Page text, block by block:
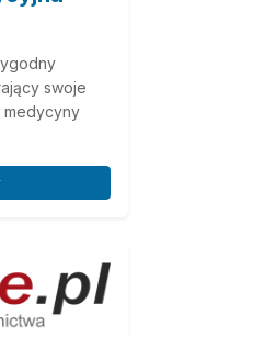
swoje
medycyny